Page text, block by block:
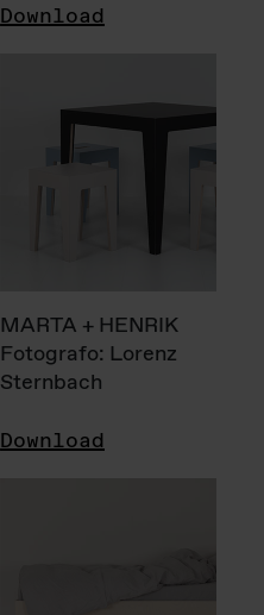
Download
MARTA + HENRIK
Fotografo: Lorenz
Sternbach
Download